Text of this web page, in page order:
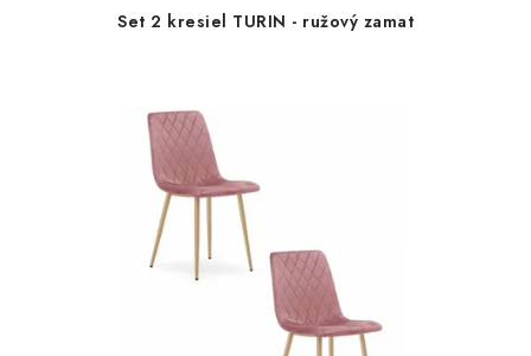
Set 2 kresiel TURIN - ružový zamat